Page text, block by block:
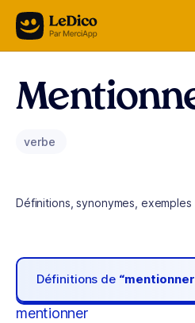
Aller au contenu
verbe
Définitions, synonymes, exemples
Définitions de
mentionner